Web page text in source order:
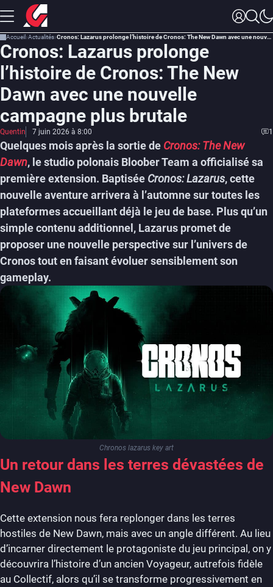
Accueil Actualités Cronos: Lazarus prolonge l’histoire de Cronos: The New Dawn avec une nouvelle campagne plus brutale
Cronos: Lazarus prolonge
l’histoire de Cronos: The New
Dawn avec une nouvelle
campagne plus brutale
Quentin 7 juin 2026 à 8:00 1
Quelques mois après la sortie de Cronos: The New
Dawn, le studio polonais Bloober Team a officialisé sa
première extension. Baptisée Cronos: Lazarus, cette
nouvelle aventure arrivera à l’automne sur toutes les
plateformes accueillant déjà le jeu de base. Plus qu’un
simple contenu additionnel, Lazarus promet de
proposer une nouvelle perspective sur l’univers de
Cronos tout en faisant évoluer sensiblement son
gameplay.
Chronos lazarus key art
Un retour dans les terres dévastées de
New Dawn
Cette extension nous fera replonger dans les terres
hostiles de New Dawn, mais avec un angle différent. Au lieu
d’incarner directement le protagoniste du jeu principal, on y
découvrira l’histoire d’un ancien Voyageur, autrefois fidèle
au Collectif, alors qu’il se transforme progressivement en